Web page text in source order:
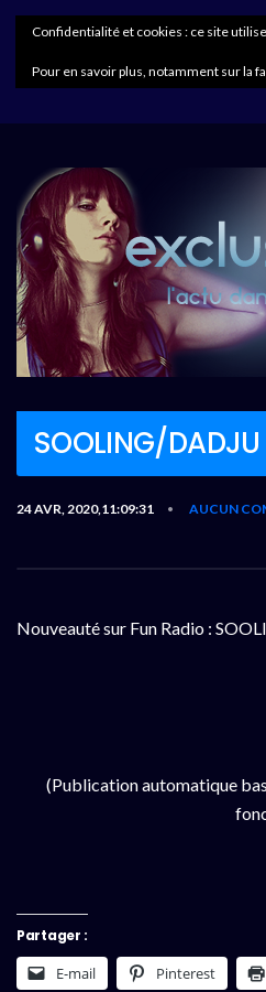
SOOLING/
24 AVR, 2020,11:09:31 • AUCUN
Nouveauté sur Fun Radio :
(Publication automatique
Partager :
E-mail Pinterest
Confidentialité et cookies : ce site
Pour en savoir plus, notamment sur la